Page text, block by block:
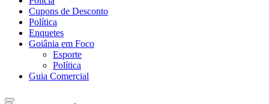
Cupons de Desconto
Política
Enquetes
Goiânia em Foco
Esporte
Política
Guia Comercial